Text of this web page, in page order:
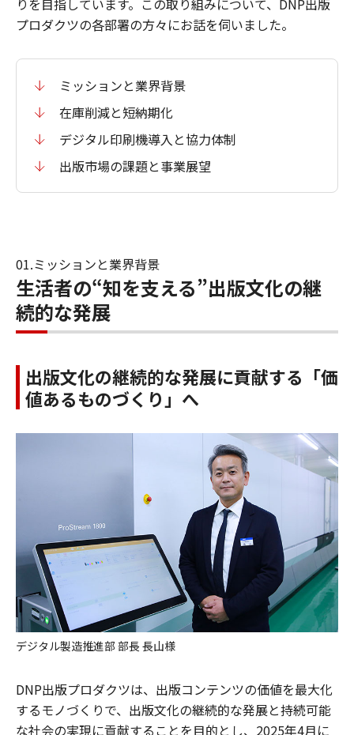
りを目指しています。この取り組みについて、DNP出版
プロダクツの各部署の方々にお話を伺いました。
ミッションと業界背景
在庫削減と短納期化
デジタル印刷機導入と協力体制
出版市場の課題と事業展望
01.ミッションと業界背景
生活者の“知を支える”出版文化の継
続的な発展
出版文化の継続的な発展に貢献する「価
値あるものづくり」へ
デジタル製造推進部 部長 長山様
DNP出版プロダクツは、出版コンテンツの価値を最大化
するモノづくりで、出版文化の継続的な発展と持続可能
な社会の実現に貢献することを目的とし、2025年4月に